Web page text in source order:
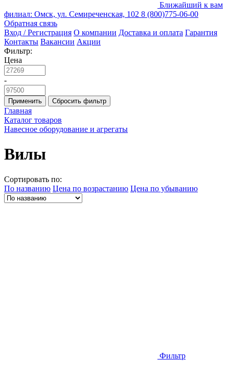
Ближайший к вам
филиал: Омск, ул. Семиреченская, 102 8 (800)775-06-00
Обратная связь
Вход / Регистрация О компании Доставка и оплата Гарантия
Контакты Вакансии Акции
Фильтр:
Цена
-
Применить Сбросить фильтр
Главная
Каталог товаров
Навесное оборудование и агрегаты
Вилы
Сортировать по:
По названию Цена по возрастанию Цена по убыванию
Фильтр